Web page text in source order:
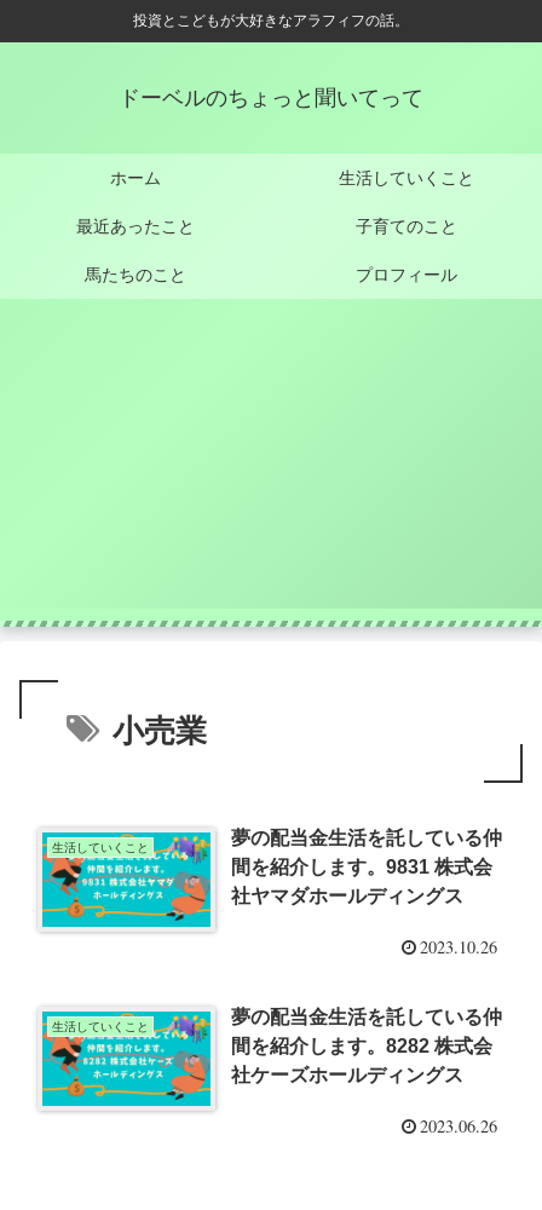
投資とこどもが大好きなアラフィフの話。
ドーベルのちょっと聞いてって
ホーム 生活していくこと
最近あったこと 子育てのこと
馬たちのこと プロフィール
小売業
生活していくこと
夢の配当金生活を託している仲
間を紹介します。9831 株式会
社ヤマダホールディングス
2023.10.26
生活していくこと
夢の配当金生活を託している仲
間を紹介します。8282 株式会
社ケーズホールディングス
2023.06.26